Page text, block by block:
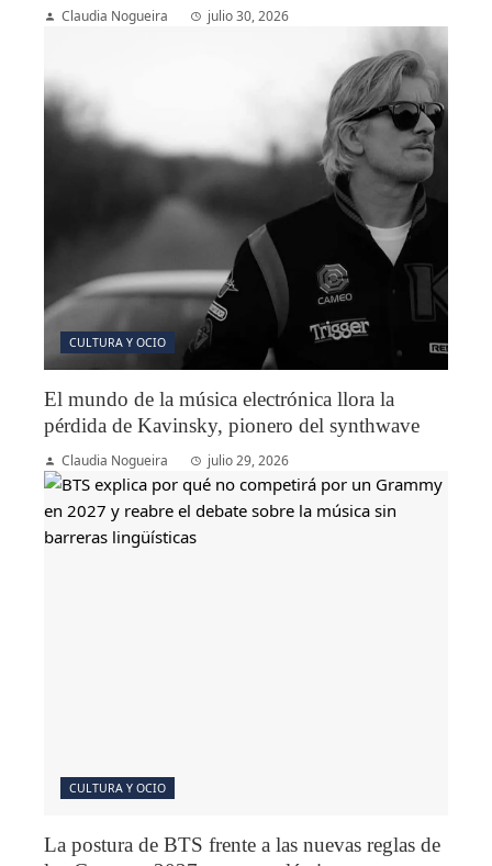
Claudia Nogueira julio 30, 2026
CULTURA Y OCIO
El mundo de la música electrónica llora la
pérdida de Kavinsky, pionero del synthwave
Claudia Nogueira julio 29, 2026
CULTURA Y OCIO
La postura de BTS frente a las nuevas reglas de